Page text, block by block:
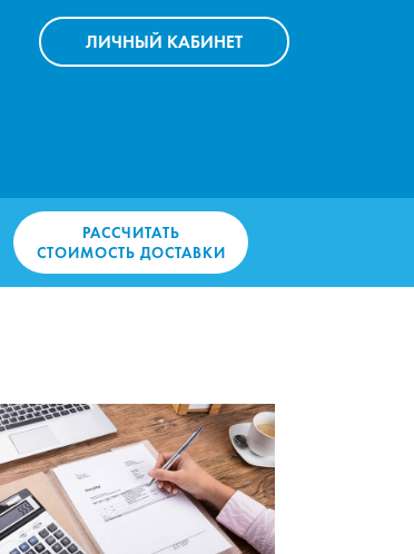
ЛИЧНЫЙ КАБИНЕТ
РАССЧИТАТЬ
СТОИМОСТЬ ДОСТАВКИ